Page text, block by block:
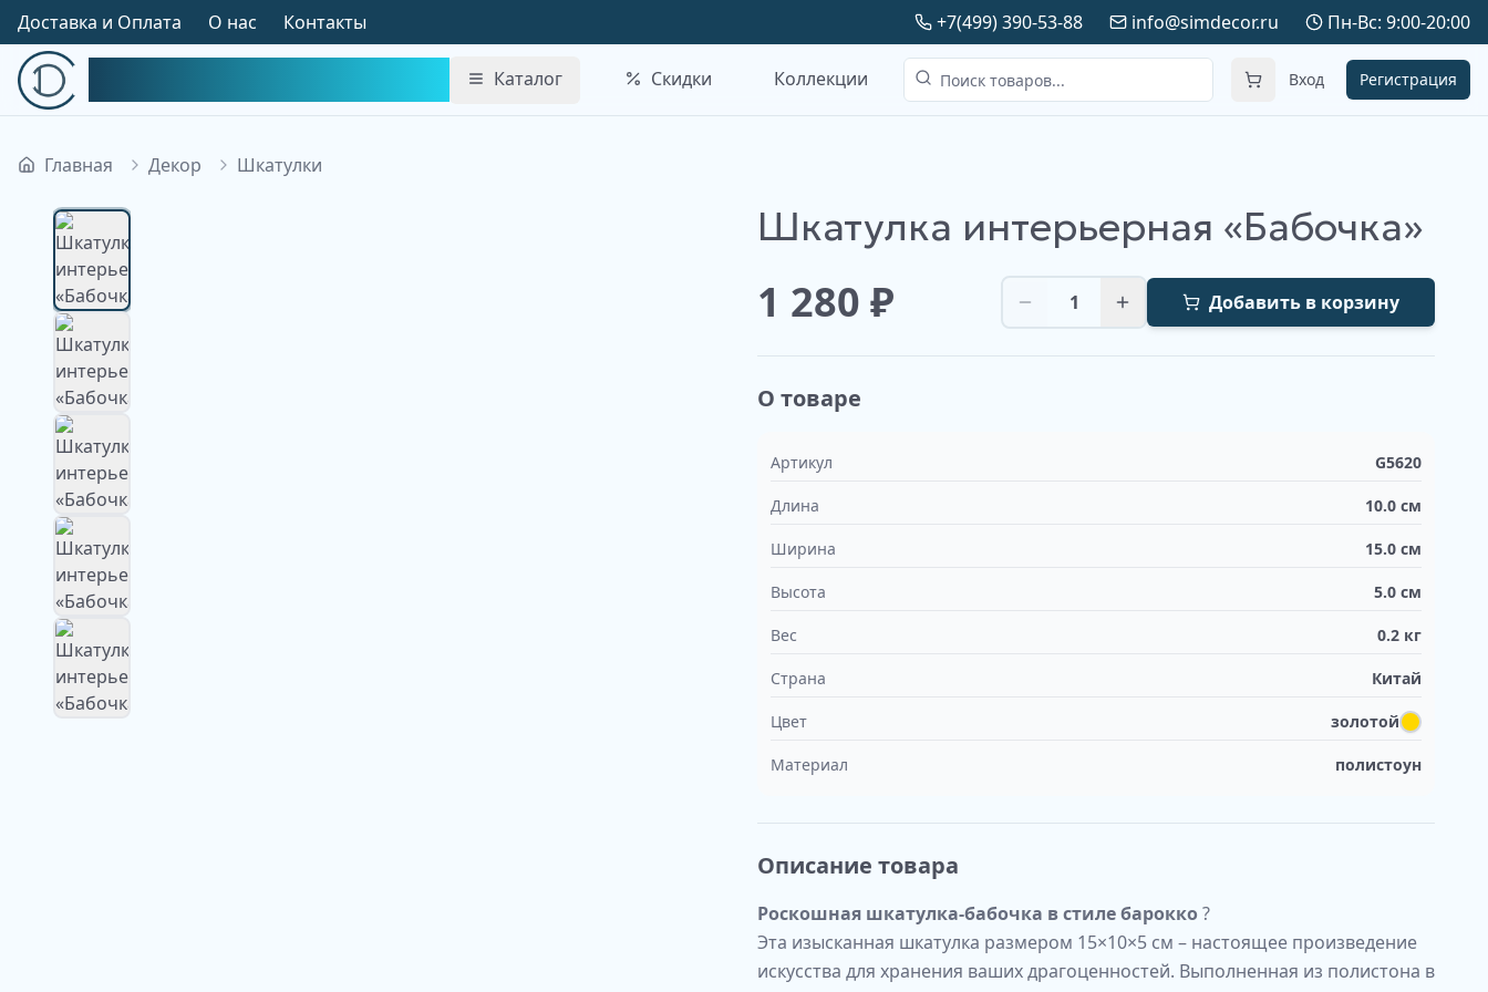
Доставка и Оплата О нас Контакты +7(499) 390-53-88 info@simdecor.ru Пн-Вс: 9:00-20:00
Каталог Скидки Коллекции Вход Регистрация
Главная Декор Шкатулки
Изображение
недоступно
Изображение
недоступно
Изображение
недоступно
Изображение
недоступно
Шкатулка интерьерная «Бабочка»
1 280 ₽ 1 Добавить в корзину
О товаре
Артикул G5620
Длина 10.0 см
Ширина 15.0 см
Высота 5.0 см
Вес 0.2 кг
Страна Китай
Цвет золотой
Материал полистоун
Описание товара
Роскошная шкатулка-бабочка в стиле барокко?
Эта изысканная шкатулка размером 15×10×5 см – настоящее произведение
искусства для хранения ваших драгоценностей. Выполненная из полистона в